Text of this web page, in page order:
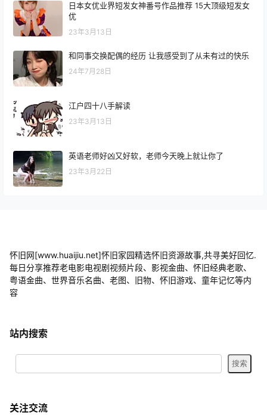
日本女优业界短发女神番号作品推荐 15大顶级短发女
优
23年3月13日
和同事交换配偶的经历 让我感受到了从未有过的快乐
24年7月28日
江户四十八手解读
23年3月13日
英语老师好凶又好软，老师今天晚上就让你了
23年3月22日
怀旧网[www.huaijiu.net]怀旧家园精选怀旧资源故事,共寻美好回忆.
每日分享推荐老电影电视剧视频片段、影视金曲、怀旧经典老歌、
粤语金曲、世界音乐名曲、老图、旧物、怀旧游戏、童年记忆等内
容
站内搜索
关注交流